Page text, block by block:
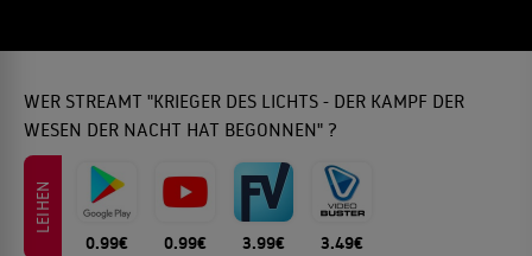
WER STREAMT "KRIEGER DES LICHTS - DER KAMPF DER
WESEN DER NACHT HAT BEGONNEN" ?
LEIHEN
0.99€ 0.99€ 3.99€ 3.49€